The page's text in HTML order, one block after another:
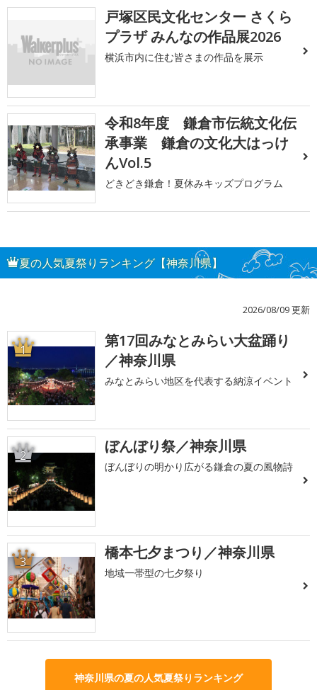
戸塚区民文化センター さくら
プラザ みんなの作品展2026
横浜市内に住む皆さまの作品を展示
令和8年度 鎌倉市伝統文化伝
承事業 鎌倉の文化大はっけ
んVol.5
どきどき鎌倉！夏休みキッズプログラム
夏の人気夏祭りランキング【神奈川県】
2026/08/09 更新
1
第17回みなとみらい大盆踊り
／神奈川県
みなとみらい地区を代表する納涼イベント
2 ぼんぼり祭／神奈川県
ぼんぼりの明かり広がる鎌倉の夏の風物詩
3 橋本七夕まつり／神奈川県
地域一帯型の七夕祭り
神奈川県の夏の人気夏祭りランキング